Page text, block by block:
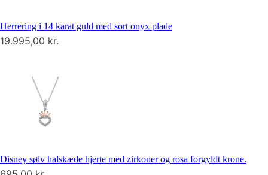
Herrering i 14 karat guld med sort onyx plade
19.995,00 kr.
Disney sølv halskæde hjerte med zirkoner og rosa forgyldt krone.